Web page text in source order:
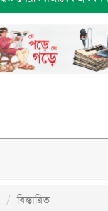
বিস্তারিত